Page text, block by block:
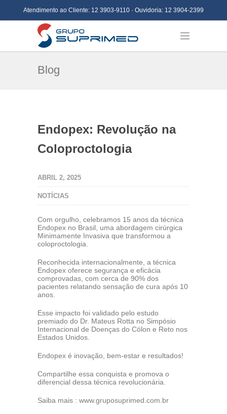
Atendimento ao Cliente: 12 3903-9110 · Ouvidoria: 12 3904-2399
Blog
Endopex: Revolução na
Coloproctologia
ABRIL 2, 2025
NOTÍCIAS
Com orgulho, celebramos 15 anos da técnica
Endopex no Brasil, uma abordagem cirúrgica
Minimamente Invasiva que transformou a
coloproctologia.
Reconhecida internacionalmente, a técnica
Endopex oferece segurança e eficácia
comprovadas, com cerca de 90% dos
pacientes relatando sensação de cura após 10
anos.
Esse impacto foi validado pelo estudo
premiado do Dr. Mateus Rotta no Simpósio
Internacional de Doenças do Cólon e Reto nos
Estados Unidos.
Endopex é inovação, bem-estar e resultados!
Compartilhe essa conquista e promova o
diferencial dessa técnica revolucionária.
Saiba mais : www.gruposuprimed.com.br